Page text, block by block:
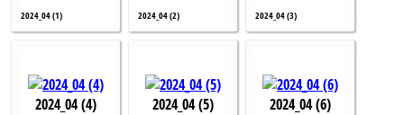
2024_04 (1) 2024_04 (2) 2024_04 (3)
2024_04 (4) 2024_04 (5) 2024_04 (6)